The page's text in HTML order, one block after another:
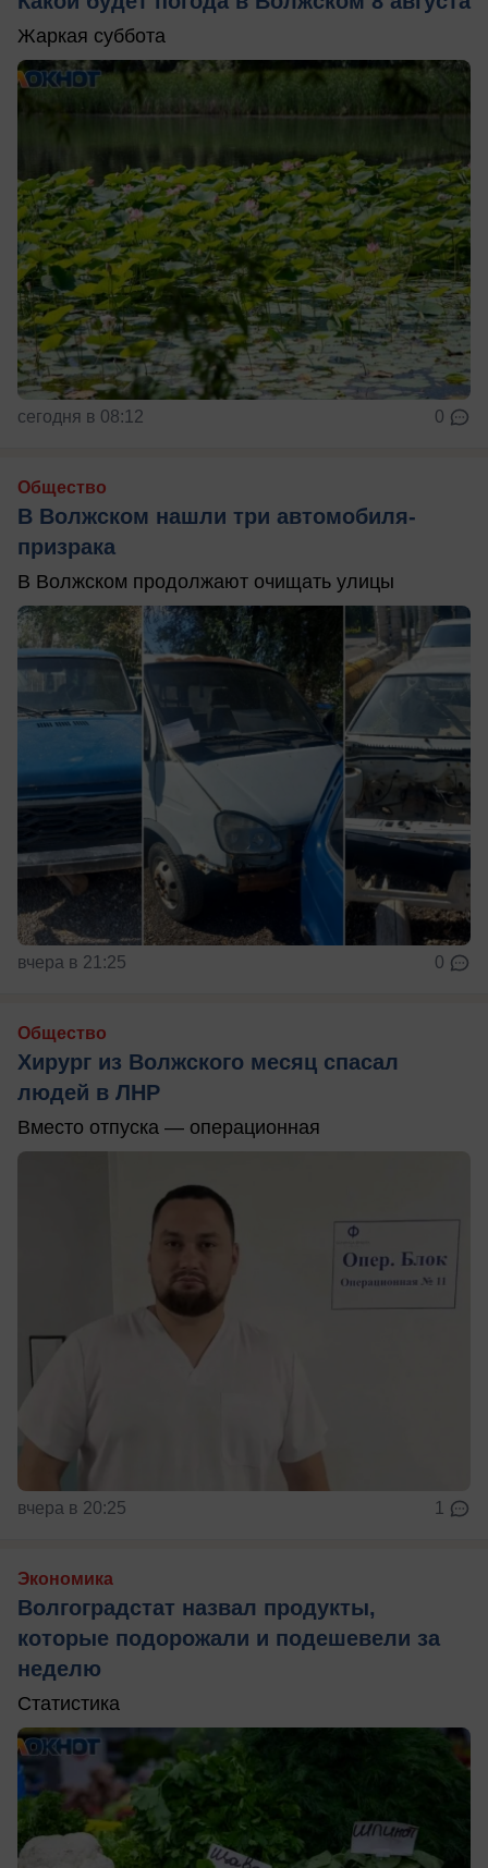
Жаркая суббота
сегодня в 08:12 0
Общество
В Волжском нашли три автомобиля-
призрака
В Волжском продолжают очищать улицы
вчера в 21:25 0
Общество
Хирург из Волжского месяц спасал
людей в ЛНР
Вместо отпуска — операционная
вчера в 20:25 1
Экономика
Волгоградстат назвал продукты,
которые подорожали и подешевели за
неделю
Статистика